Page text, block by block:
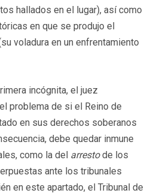
hallados en el lugar), así como
en que se produjo el
voladura en un enfrentamiento
incógnita, el juez
problema de si el Reino de
en sus derechos soberanos
debe quedar inmune
como la del arrestode los
ante los tribunales
en este apartado, el Tribunal de